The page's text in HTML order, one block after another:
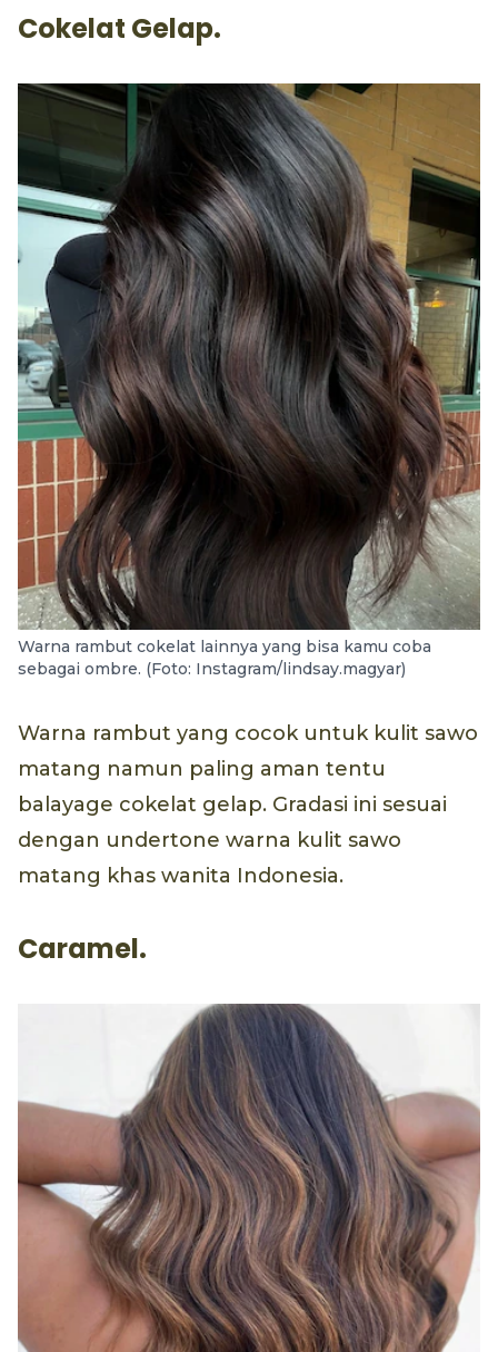
Cokelat Gelap.
Warna rambut cokelat lainnya yang bisa kamu coba
sebagai ombre. (Foto: Instagram/lindsay.magyar)
Warna rambut yang cocok untuk kulit sawo
matang namun paling aman tentu
balayage cokelat gelap. Gradasi ini sesuai
dengan undertone warna kulit sawo
matang khas wanita Indonesia.
Caramel.